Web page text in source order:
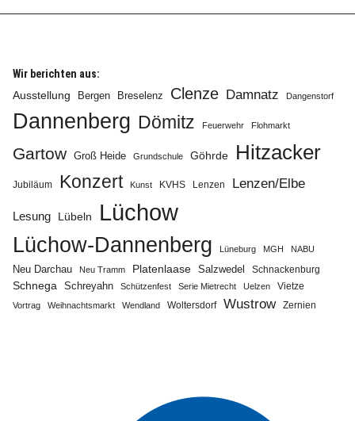
Wir berichten aus:
Ausstellung
Bergen Breselenz Clenze Damnatz Dangenstorf
Dannenberg Dömitz Feuerwehr Flohmarkt
Gartow Groß Heide Grundschule Göhrde Hitzacker
Jubiläum Konzert Kunst KVHS Lenzen Lenzen/Elbe
Lesung Lübeln Lüchow
Lüchow-Dannenberg Lüneburg MGH NABU
Neu Darchau Neu Tramm Platenlaase Salzwedel Schnackenburg
Schnega Schreyahn Schützenfest Serie Mietrecht Uelzen Vietze
Vortrag Weihnachtsmarkt Wendland Woltersdorf Wustrow Zernien